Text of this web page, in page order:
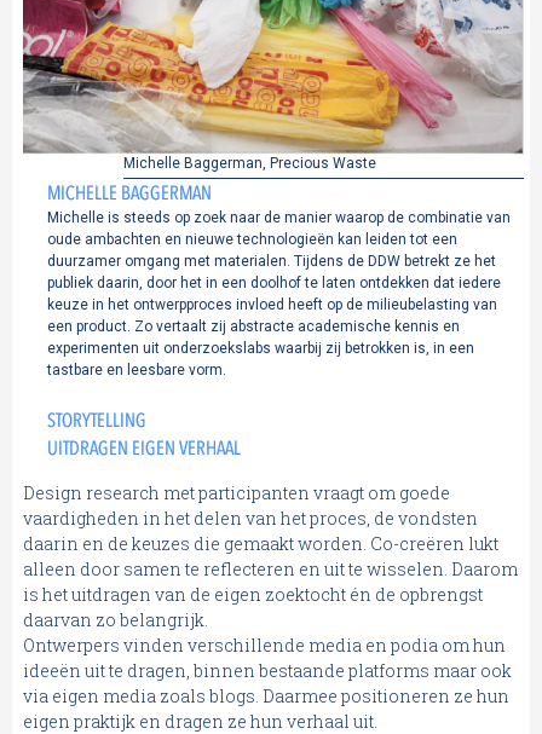
Michelle Baggerman, Precious Waste
MICHELLE BAGGERMAN
Michelle is steeds op zoek naar de manier waarop de combinatie van
oude ambachten en nieuwe technologieën kan leiden tot een
duurzamer omgang met materialen. Tijdens de DDW betrekt ze het
publiek daarin, door het in een doolhof te laten ontdekken dat iedere
keuze in het ontwerpproces invloed heeft op de milieubelasting van
een product. Zo vertaalt zij abstracte academische kennis en
experimenten uit onderzoekslabs waarbij zij betrokken is, in een
tastbare en leesbare vorm.
STORYTELLING
UITDRAGEN EIGEN VERHAAL
Design research met participanten vraagt om goede
vaardigheden in het delen van het proces, de vondsten
daarin en de keuzes die gemaakt worden. Co-creëren lukt
alleen door samen te reflecteren en uit te wisselen. Daarom
is het uitdragen van de eigen zoektocht én de opbrengst
daarvan zo belangrijk.
Ontwerpers vinden verschillende media en podia om hun
ideeën uit te dragen, binnen bestaande platforms maar ook
via eigen media zoals blogs. Daarmee positioneren ze hun
eigen praktijk en dragen ze hun verhaal uit.